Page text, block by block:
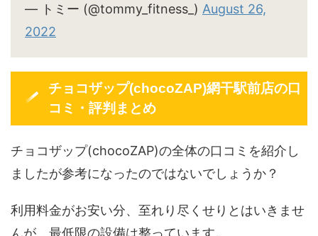
— トミー (@tommy_fitness_) August 26,
2022
チョコザップ(chocoZAP)網干駅前店の口
コミ・評判まとめ
チョコザップ(chocoZAP)の全体の口コミを紹介し
ましたが参考になったのではないでしょうか？
利用料金がお安い分、至れり尽くせりとはいきませ
んが、最低限の設備は整っています。